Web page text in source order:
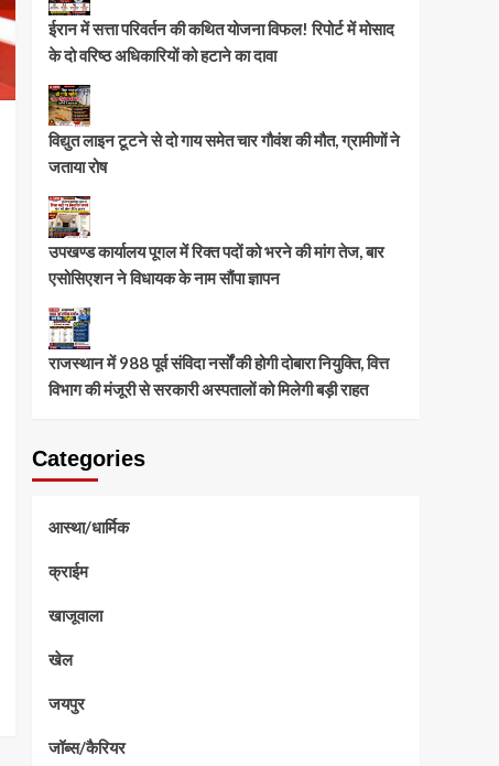
ईरान में सत्ता परिवर्तन की कथित योजना विफल! रिपोर्ट में मोसाद
के दो वरिष्ठ अधिकारियों को हटाने का दावा
विद्युत लाइन टूटने से दो गाय समेत चार गौवंश की मौत, ग्रामीणों ने
जताया रोष
उपखण्ड कार्यालय पूगल में रिक्त पदों को भरने की मांग तेज, बार
एसोसिएशन ने विधायक के नाम सौंपा ज्ञापन
राजस्थान में 988 पूर्व संविदा नर्सों की होगी दोबारा नियुक्ति, वित्त
विभाग की मंजूरी से सरकारी अस्पतालों को मिलेगी बड़ी राहत
Categories
आस्था/धार्मिक
क्राईम
खाजूवाला
खेल
जयपुर
जॉब्स/कैरियर